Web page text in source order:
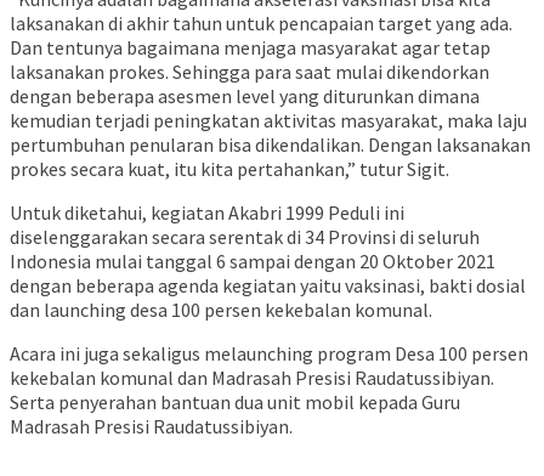
laksanakan di akhir tahun untuk pencapaian target yang ada.
Dan tentunya bagaimana menjaga masyarakat agar tetap
laksanakan prokes. Sehingga para saat mulai dikendorkan
dengan beberapa asesmen level yang diturunkan dimana
kemudian terjadi peningkatan aktivitas masyarakat, maka laju
pertumbuhan penularan bisa dikendalikan. Dengan laksanakan
prokes secara kuat, itu kita pertahankan,” tutur Sigit.
Untuk diketahui, kegiatan Akabri 1999 Peduli ini
diselenggarakan secara serentak di 34 Provinsi di seluruh
Indonesia mulai tanggal 6 sampai dengan 20 Oktober 2021
dengan beberapa agenda kegiatan yaitu vaksinasi, bakti dosial
dan launching desa 100 persen kekebalan komunal.
Acara ini juga sekaligus melaunching program Desa 100 persen
kekebalan komunal dan Madrasah Presisi Raudatussibiyan.
Serta penyerahan bantuan dua unit mobil kepada Guru
Madrasah Presisi Raudatussibiyan.